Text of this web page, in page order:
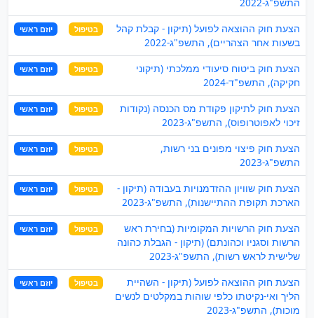
הצעת חוק ההוצאה לפועל (תיקון - קבלת קהל
בשעות אחר הצהריים), התשפ"ג-2022
בטיפול יוזם ראשי
הצעת חוק ביטוח סיעודי ממלכתי (תיקוני
חקיקה), התשפ"ד-2024
בטיפול יוזם ראשי
הצעת חוק לתיקון פקודת מס הכנסה (נקודות
זיכוי לאפוטרופוס), התשפ"ג-2023
בטיפול יוזם ראשי
הצעת חוק פיצוי מפונים בני רשות,
התשפ"ג-2023
בטיפול יוזם ראשי
הצעת חוק שוויון ההזדמנויות בעבודה (תיקון -
הארכת תקופת ההתיישנות), התשפ"ג-2023
בטיפול יוזם ראשי
הצעת חוק הרשויות המקומיות (בחירת ראש
הרשות וסגניו וכהונתם) (תיקון - הגבלת כהונה
שלישית לראש רשות), התשפ"ג-2023
בטיפול יוזם ראשי
הצעת חוק ההוצאה לפועל (תיקון - השהיית
הליך ואי-נקיטתו כלפי שוהות במקלטים לנשים
מוכות), התשפ"ג-2023
בטיפול יוזם ראשי